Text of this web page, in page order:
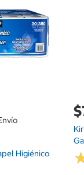
Higiénico